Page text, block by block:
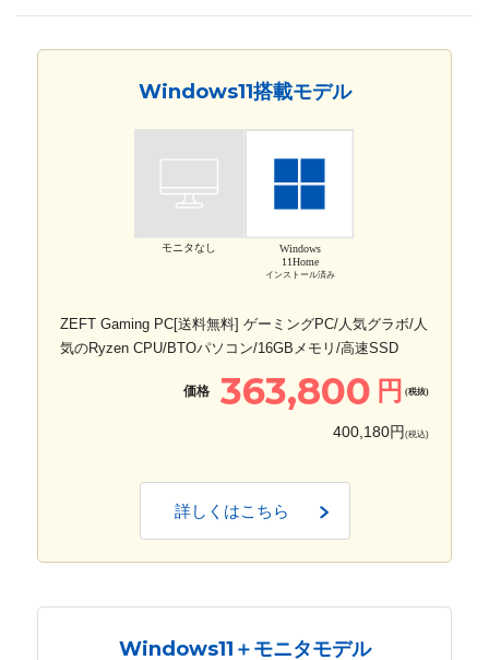
Windows11搭載モデル
モニタなし
Windows
11Home
インストール済み
ZEFT Gaming PC[送料無料] ゲーミングPC/人気グラボ/人
気のRyzen CPU/BTOパソコン/16GBメモリ/高速SSD
価格 363,800 円 (税抜)
400,180円 (税込)
詳しくはこちら
Windows11＋モニタモデル